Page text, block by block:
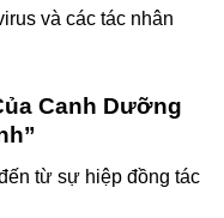
và các tác nhân
Canh Dưỡng
từ sự hiệp đồng tác